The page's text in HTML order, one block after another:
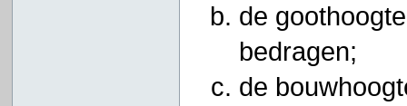
de
bedragen;
de